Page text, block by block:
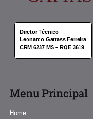
Diretor Técnico
Leonardo Gattass Ferreira
CRM 6237 MS – RQE 3619
Menu Principal
Home